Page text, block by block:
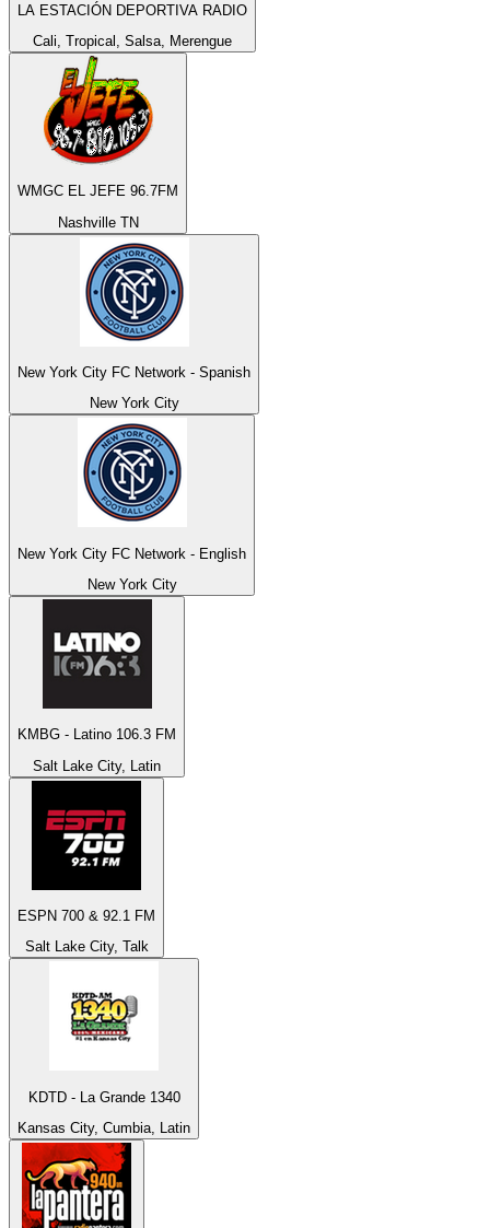
LA ESTACIÓN DEPORTIVA RADIO
Cali, Tropical, Salsa, Merengue
WMGC EL JEFE 96.7FM
Nashville TN
New York City FC Network - Spanish
New York City
New York City FC Network - English
New York City
KMBG - Latino 106.3 FM
Salt Lake City, Latin
ESPN 700 & 92.1 FM
Salt Lake City, Talk
KDTD - La Grande 1340
Kansas City, Cumbia, Latin